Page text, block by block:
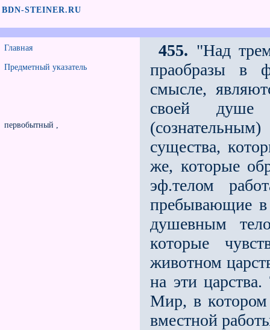
BDN-STEINER.RU
Главная
Предметный указатель
первобытный ,
455. "Над
праобразы в
смысле,
своей душе
существа,
же, кото­рые
эф.телом
пребываю­щие
душевным
которые
животном
на эти
Мир, в котором
вместной